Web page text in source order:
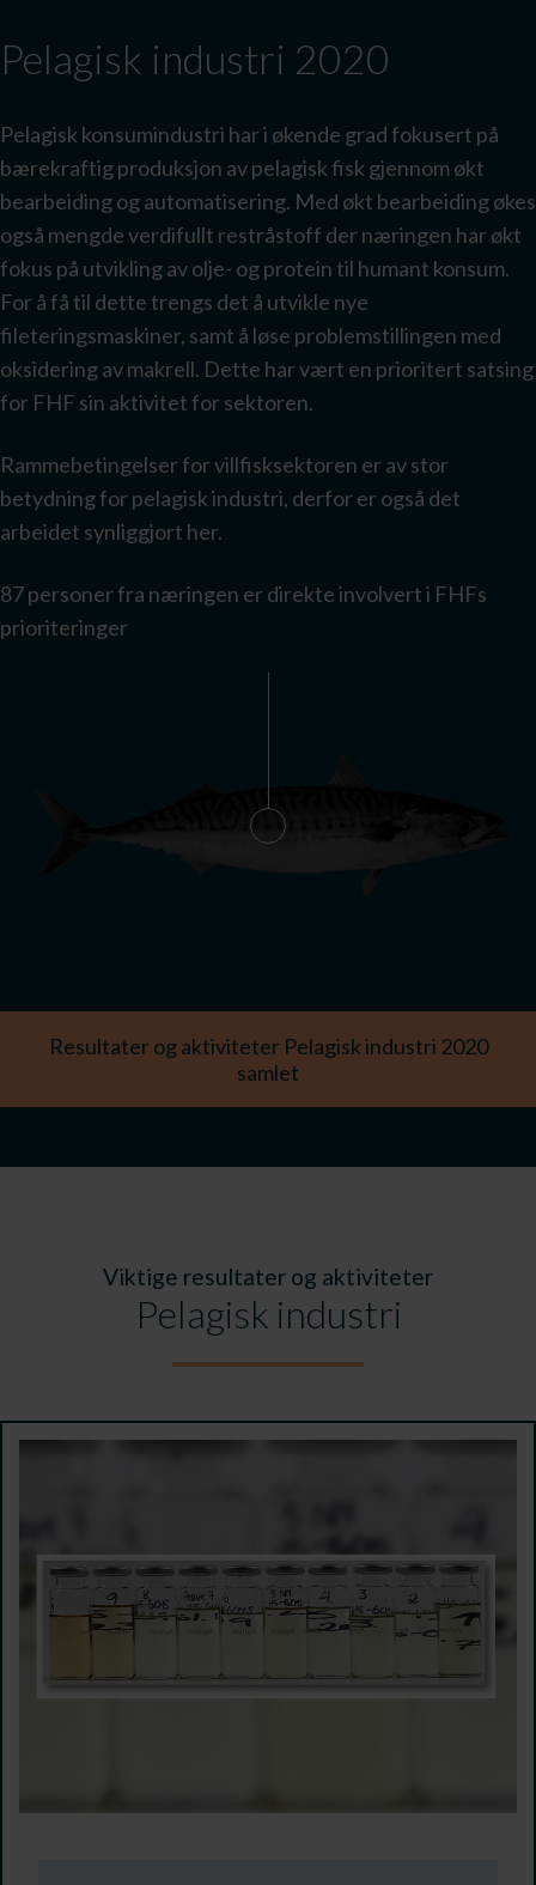
Pelagisk industri 2020
Pelagisk konsumindustri har i økende grad fokusert på
bærekraftig produksjon av pelagisk fisk gjennom økt
bearbeiding og automatisering. Med økt bearbeiding økes
også mengde verdifullt restråstoff der næringen har økt
fokus på utvikling av olje- og protein til humant konsum.
For å få til dette trengs det å utvikle nye
fileteringsmaskiner, samt å løse problemstillingen med
oksidering av makrell. Dette har vært en prioritert satsing
for FHF sin aktivitet for sektoren.
Rammebetingelser for villfisksektoren er av stor
betydning for pelagisk industri, derfor er også det
arbeidet synliggjort her.
87 personer fra næringen er direkte involvert i FHFs
prioriteringer
Resultater og aktiviteter Pelagisk industri 2020
samlet
Viktige resultater og aktiviteter
Pelagisk industri